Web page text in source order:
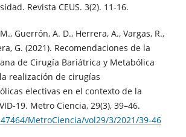
Revista CEUS. 3(2). 11-16.
Guerrón, A. D., Herrera, A., Vargas, R.,
G. (2021). Recomendaciones de la
de Cirugía Bariátrica y Metabólica
la realización de cirugías
electivas en el contexto de la
19. Metro Ciencia, 29(3), 39–46.
MetroCiencia/vol29/3/2021/39-46